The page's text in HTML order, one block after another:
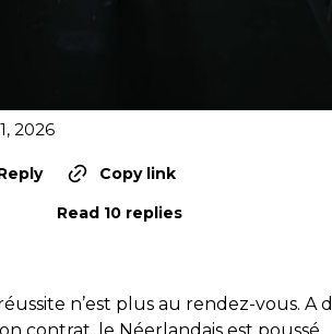
2026
Copy link
Read 10 replies
n’est plus au rendez-vous. A